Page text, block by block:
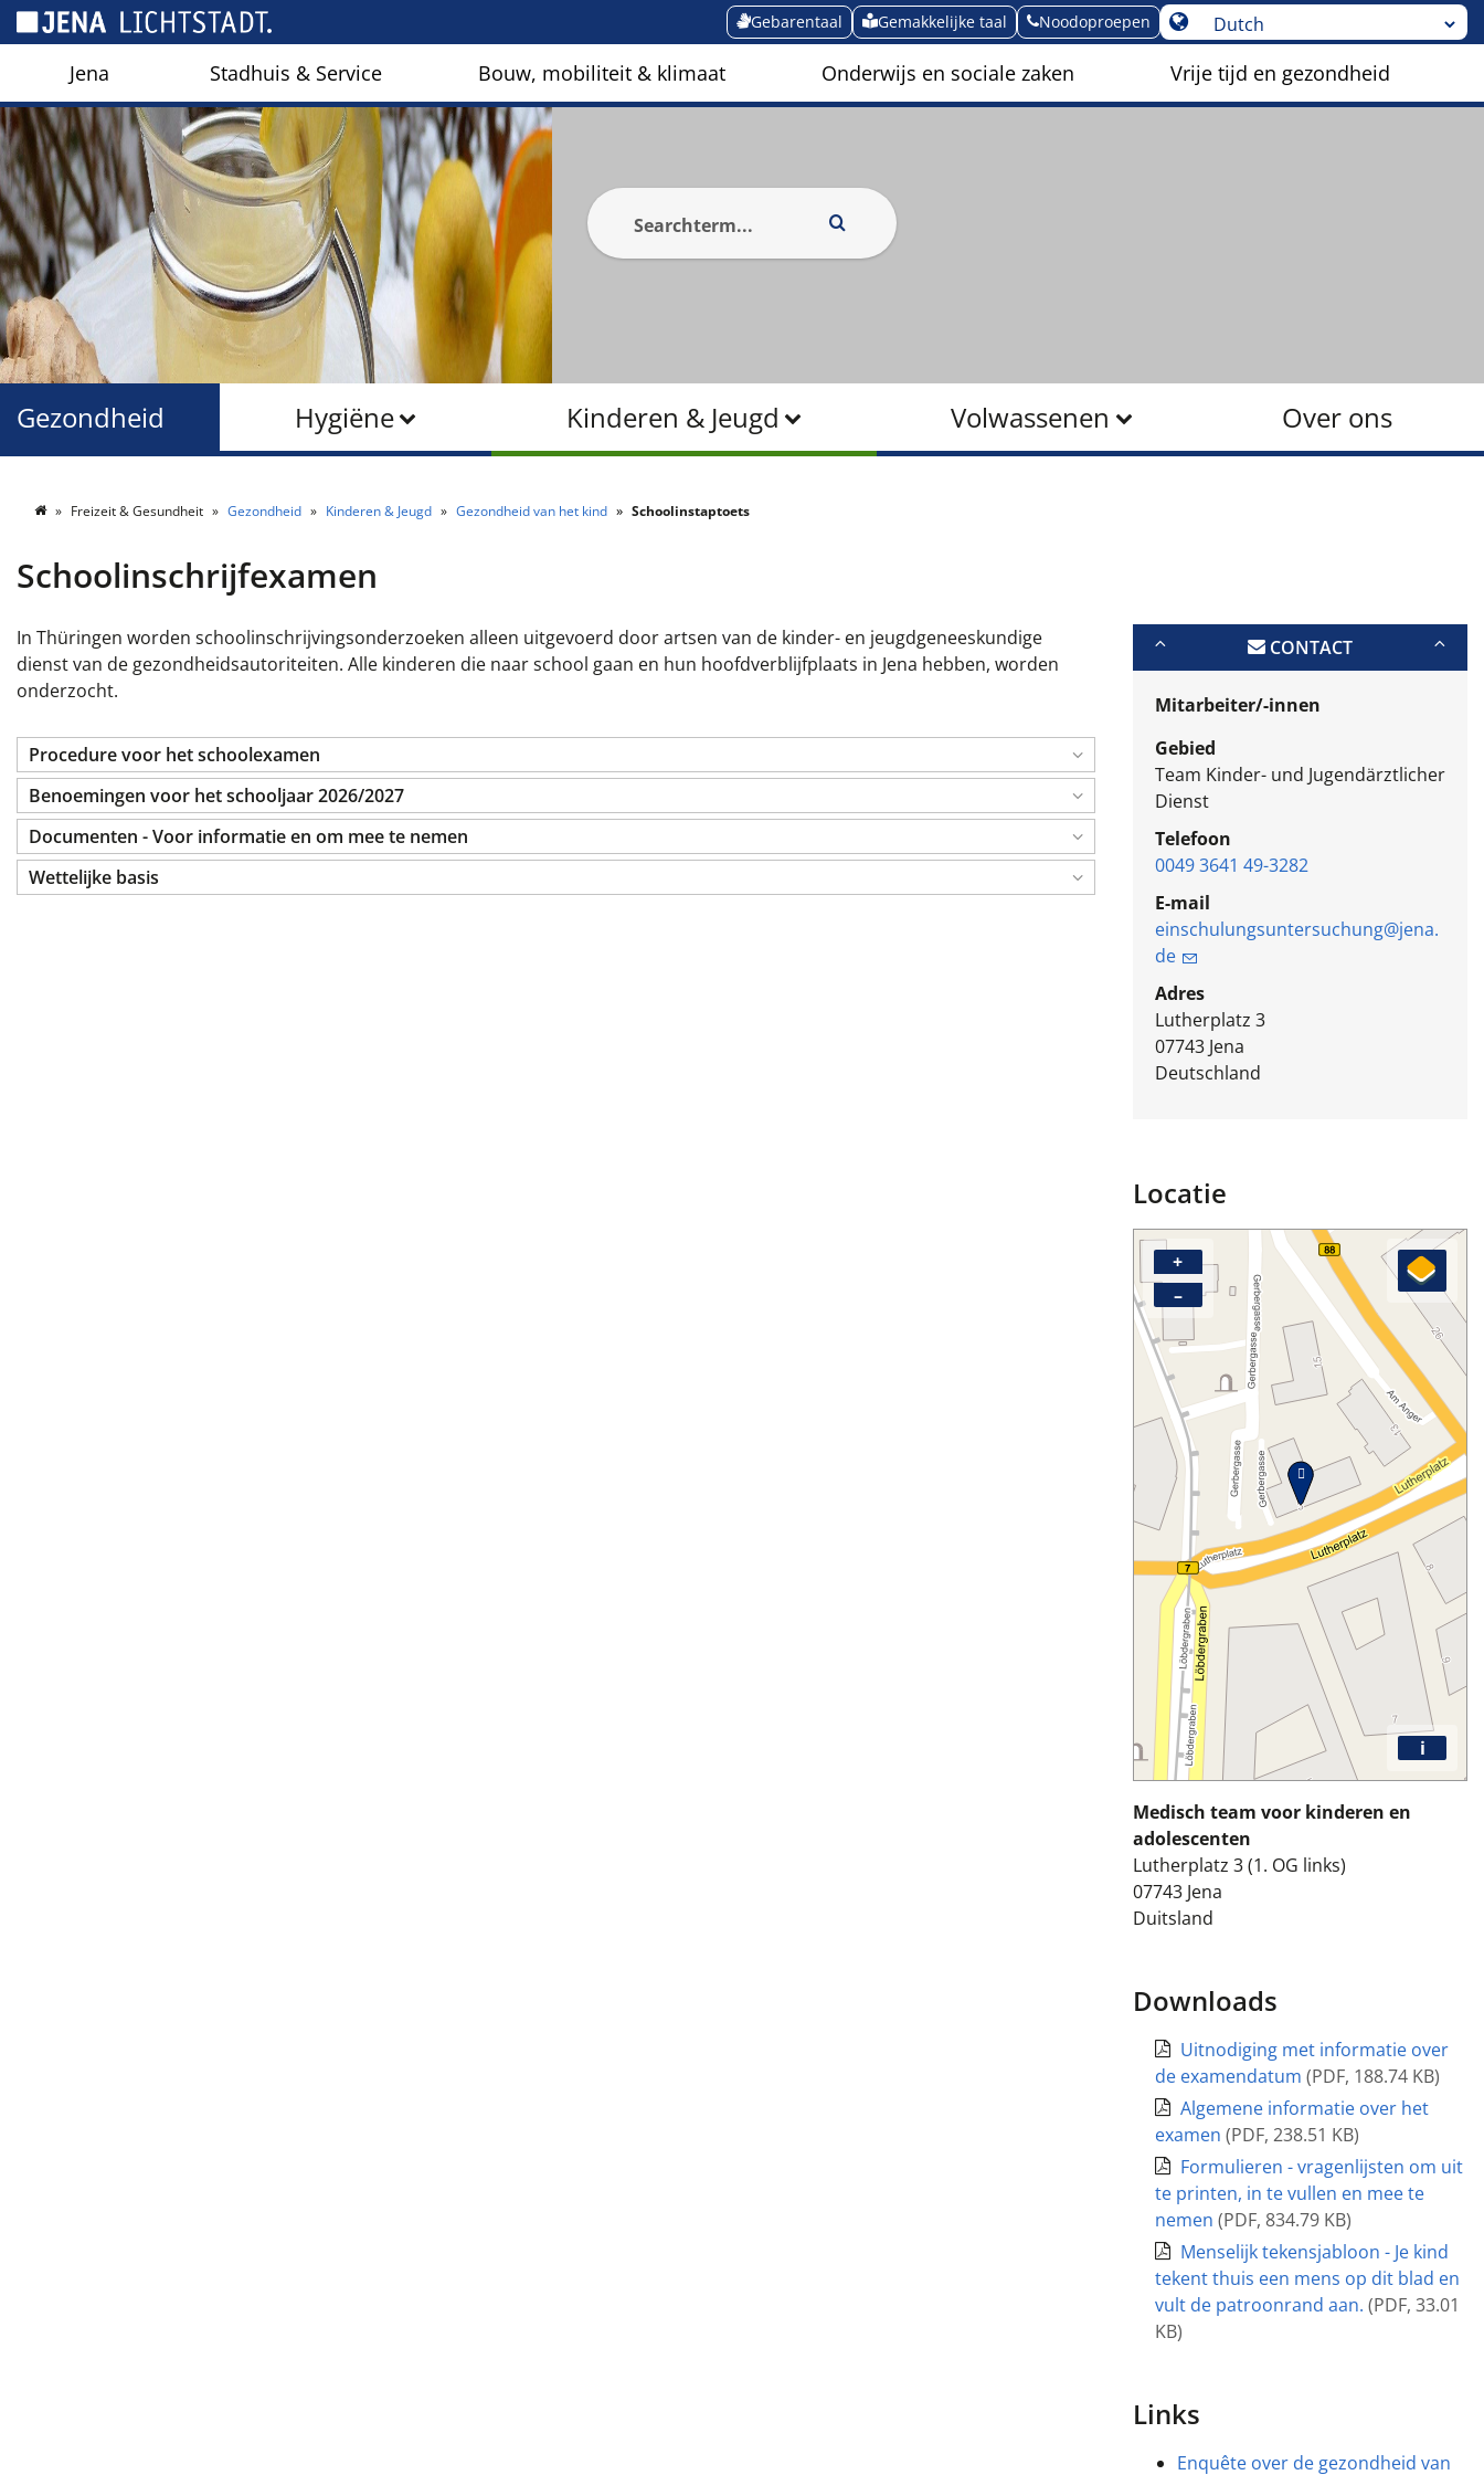
Gebarentaal Gemakkelijke taal Noodoproepen
Jena Stadhuis & Service Bouw, mobiliteit & klimaat Onderwijs en sociale zaken Vrije tijd en gezondheid
Hygiëne Kinderen & Jeugd Volwassenen Over ons
Gezondheid
Freizeit & Gesundheit Gezondheid Kinderen & Jeugd Gezondheid van het kind Schoolinstaptoets
Schoolinschrijfexamen
In Thüringen worden schoolinschrijvingsonderzoeken alleen uitgevoerd door artsen van de kinder- en jeugdgeneeskundige
dienst van de gezondheidsautoriteiten. Alle kinderen die naar school gaan en hun hoofdverblijfplaats in Jena hebben, worden
onderzocht.
Procedure voor het schoolexamen
Benoemingen voor het schooljaar 2026/2027
Documenten - Voor informatie en om mee te nemen
Wettelijke basis
CONTACT
Mitarbeiter/-innen
Gebied
Team Kinder- und Jugendärztlicher
Dienst
Telefoon
0049 3641 49-3282
E-mail
einschulungsuntersuchung@jena.
de
Adres
Lutherplatz 3
07743 Jena
Deutschland
Locatie
+
–
i
Medisch team voor kinderen en
adolescenten
Lutherplatz 3 (1. OG links)
07743 Jena
Duitsland
Downloads
Uitnodiging met informatie over
de examendatum (PDF, 188.74 KB)
Algemene informatie over het
examen (PDF, 238.51 KB)
Formulieren - vragenlijsten om uit
te printen, in te vullen en mee te
nemen (PDF, 834.79 KB)
Menselijk tekensjabloon - Je kind
tekent thuis een mens op dit blad en
vult de patroonrand aan. (PDF, 33.01
KB)
Links
Enquête over de gezondheid van
Cookies beheer paneel